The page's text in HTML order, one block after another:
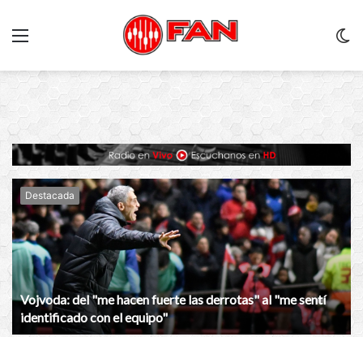
Destacada
Vojvoda: del "me hacen fuerte las derrotas" al "me sentí
identificado con el equipo"